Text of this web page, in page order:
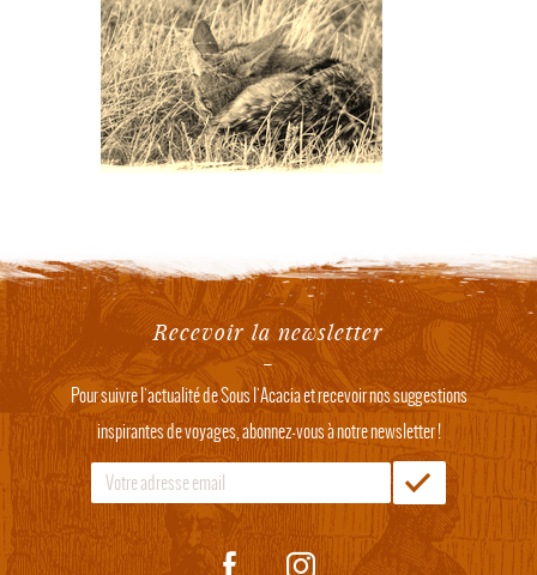
Recevoir la newsletter
Pour suivre l'actualité de Sous l'Acacia et recevoir nos suggestions
inspirantes de voyages, abonnez-vous à notre newsletter !